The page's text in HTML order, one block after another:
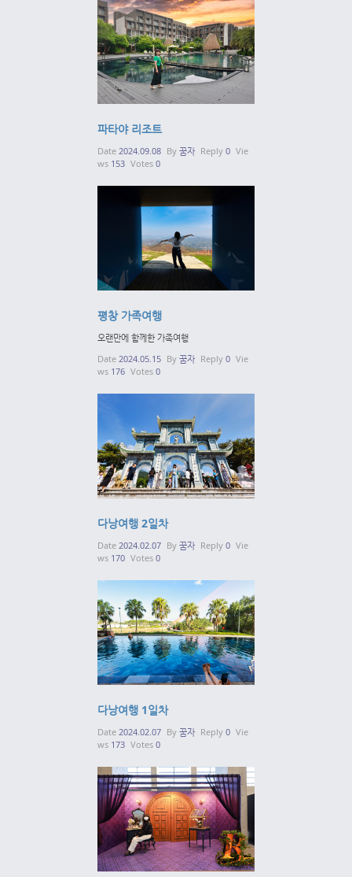
파타야 리조트
Date 2024.09.08 By 꿈자 Reply 0 Vie
ws 153 Votes 0
평창 가족여행
오랜만에 함께한 가족여행
Date 2024.05.15 By 꿈자 Reply 0 Vie
ws 176 Votes 0
다낭여행 2일차
Date 2024.02.07 By 꿈자 Reply 0 Vie
ws 170 Votes 0
다낭여행 1일차
Date 2024.02.07 By 꿈자 Reply 0 Vie
ws 173 Votes 0